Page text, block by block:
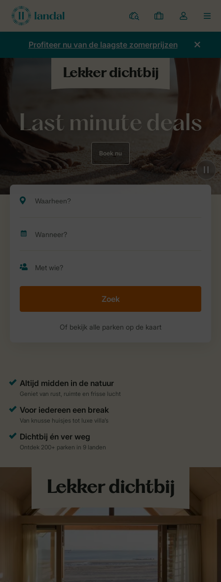
Parken
Mijn
boekingen
Open
de
dropdown
Profiteer nu van de laagste zomerprijzen
Last minute deals
Boek nu
Zoek
Of bekijk alle parken op de kaart